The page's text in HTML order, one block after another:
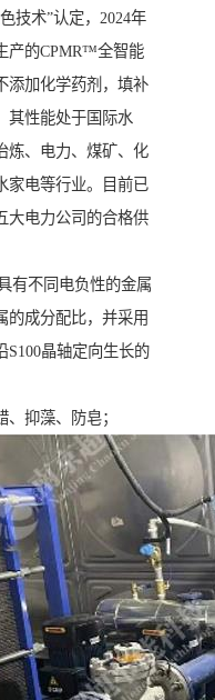
技术”认定，2024年
产的CPMR™全智能
添加化学药剂，填补
其性能处于国际水
炼、电力、煤矿、化
家电等行业。目前已
大电力公司的合格供
有不同电负性的金属
的成分配比，并采用
S100晶轴定向生长的
抑藻、防皂；